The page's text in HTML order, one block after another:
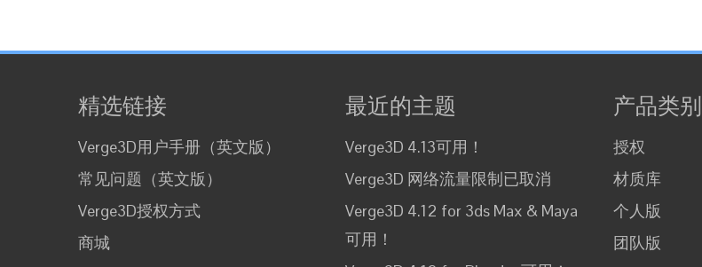
精选链接
Verge3D用户手册（英文版）
常见问题（英文版）
Verge3D授权方式
商城
最近的主题
Verge3D 4.13可用！
Verge3D 网络流量限制已取消
Verge3D 4.12 for 3ds Max & Maya
可用！
产品类别
授权
材质库
个人版
团队版